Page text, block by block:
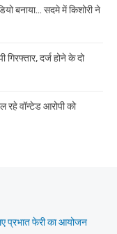
बनाया… सदमे में किशोरी ने
दर्ज होने के दो
रहे वॉन्टेड आरोपी को
प्रभात फेरी का आयोजन